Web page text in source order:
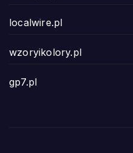
localwire.pl
wzoryikolory.pl
gp7.pl